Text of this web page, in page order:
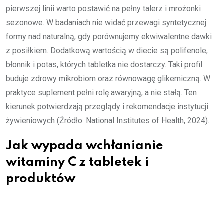
pierwszej linii warto postawić na pełny talerz i mrożonki
sezonowe. W badaniach nie widać przewagi syntetycznej
formy nad naturalną, gdy porównujemy ekwiwalentne dawki
z posiłkiem. Dodatkową wartością w diecie są polifenole,
błonnik i potas, których tabletka nie dostarczy. Taki profil
buduje zdrowy mikrobiom oraz równowagę glikemiczną. W
praktyce suplement pełni rolę awaryjną, a nie stałą. Ten
kierunek potwierdzają przeglądy i rekomendacje instytucji
żywieniowych (Źródło: National Institutes of Health, 2024).
Jak wypada wchłanianie
witaminy C z tabletek i
produktów